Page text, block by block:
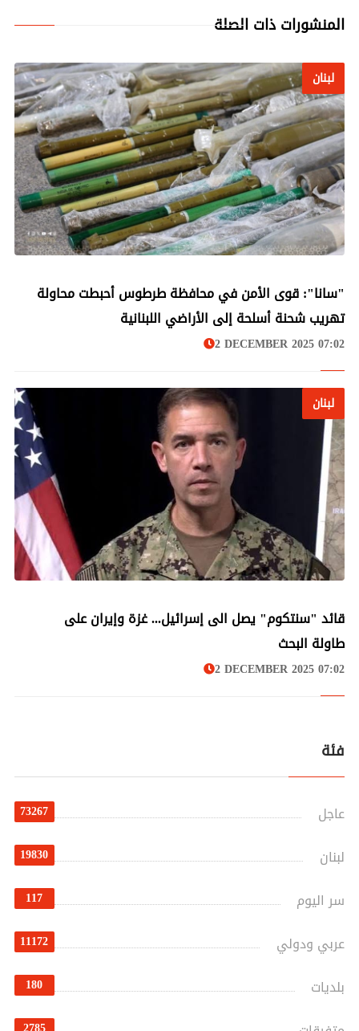
فئة
عاجل 73267
لبنان 19830
سر اليوم 117
عربي ودولي 11172
بلديات 180
المنشورات ذات الصلة
لبنان
"سانا": قوى الأمن في محافظة طرطوس أحبطت محاولة
تهريب شحنة أسلحة إلى الأراضي اللبنانية
2 DECEMBER 2025 07:02
لبنان
قائد "سنتكوم" يصل الى إسرائيل... غزة وإيران على
طاولة البحث
2 DECEMBER 2025 07:02